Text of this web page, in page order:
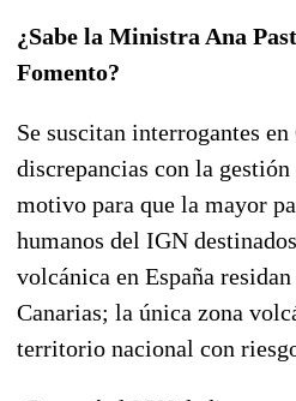
¿Sabe la Ministra Ana
Fomento?
Se suscitan interrogantes
discrepancias con la
motivo para que la mayor
humanos del IGN
volcánica en España
Canarias; la única zona
territorio nacional con